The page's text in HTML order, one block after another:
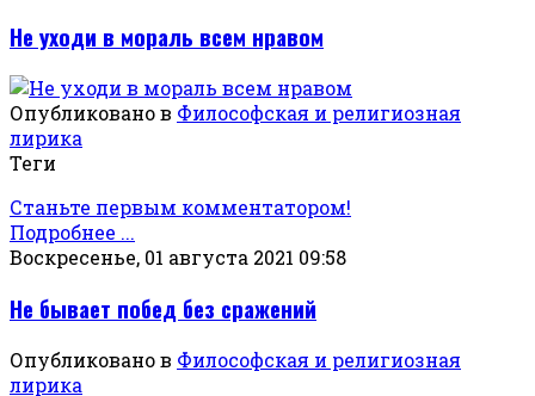
Не уходи в мораль всем нравом
Опубликовано в Философская и религиозная
лирика
Теги
Станьте первым комментатором!
Подробнее ...
Воскресенье, 01 августа 2021 09:58
Не бывает побед без сражений
Опубликовано в Философская и религиозная
лирика